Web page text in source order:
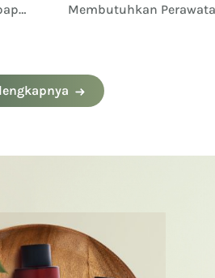
Membutuhkan